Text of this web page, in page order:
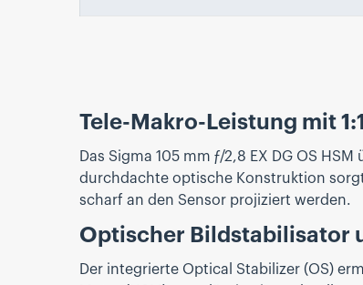
Tele-Makro-Leistung mit
Das Sigma 105 mm ƒ/2,8 EX DG OS
durchdachte optische Konstruktion
scharf an den Sensor projiziert werden.
Optischer Bildstabilisator
Der integrierte Optical Stabilizer (OS)